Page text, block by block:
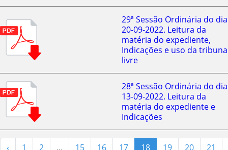
29ª Sessão Ordinária do dia
20-09-2022. Leitura da
matéria do expediente,
Indicações e uso da tribuna
livre
28ª Sessão Ordinária do dia
13-09-2022. Leitura da
matéria do expediente e
Indicações
‹ 1 2 ... 15 16 17 18 19 20 21